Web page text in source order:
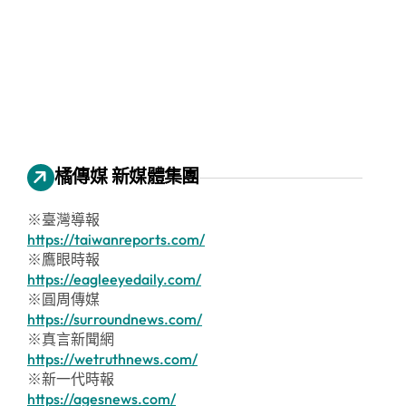
橘傳媒 新媒體集團
※臺灣導報
https://taiwanreports.com/
※鷹眼時報
https://eagleeyedaily.com/
※圓周傳媒
https://surroundnews.com/
※真言新聞網
https://wetruthnews.com/
※新一代時報
https://agesnews.com/